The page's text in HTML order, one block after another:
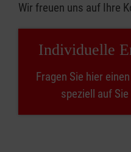
Wir freuen uns auf Ihre
Individuelle
Fragen Sie hier
speziell auf